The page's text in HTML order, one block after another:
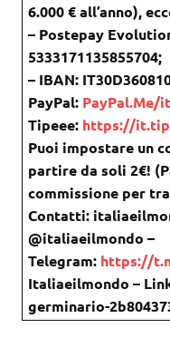
6.000 € all’anno),
– Postepay
5333171135855704;
– IBAN:
PayPal: PayPal.Me/
Tipeee: https://
Puoi impostare un
partire da soli 2€!
commissione per
Contatti:
@italiaeilmondo –
Telegram: https://
Italiaeilmondo –
germinario-